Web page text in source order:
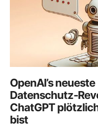
OpenAI’s neueste
ChatGPT
bist